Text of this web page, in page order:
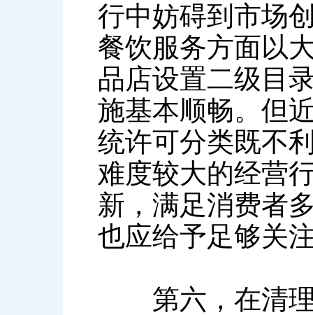
行中妨碍到市场
餐饮服务方面以
品店设置二级目
施基本顺畅。但
统许可分类既不
难度较大的经营
新，满足消费者
也应给予足够关
第六，在清理